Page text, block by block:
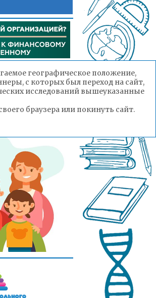
географическое положение,
с которых был переход на сайт,
исследований вышеуказанные
браузера или покинуть сайт.